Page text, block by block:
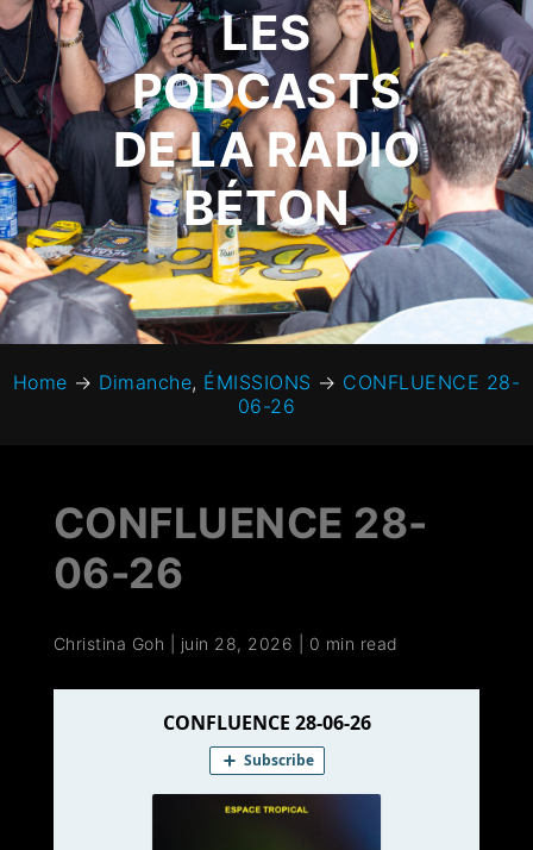
LES
PODCASTS
DE LA RADIO
BÉTON
Home → Dimanche, ÉMISSIONS → CONFLUENCE 28-
06-26
CONFLUENCE 28-
06-26
Christina Goh juin 28, 2026 0 min read